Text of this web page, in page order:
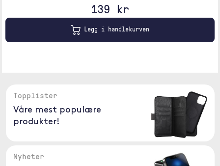
139 kr
Legg i handlekurven
Topplister
Våre mest populære
produkter!
Nyheter